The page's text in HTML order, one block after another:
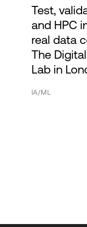
Test,
and HPC
real data
The
Lab in
IA/ML